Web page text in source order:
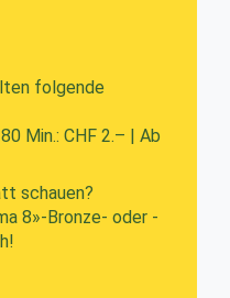
folgende
Min.: CHF 2.– | Ab
schauen?
8»-Bronze- oder -